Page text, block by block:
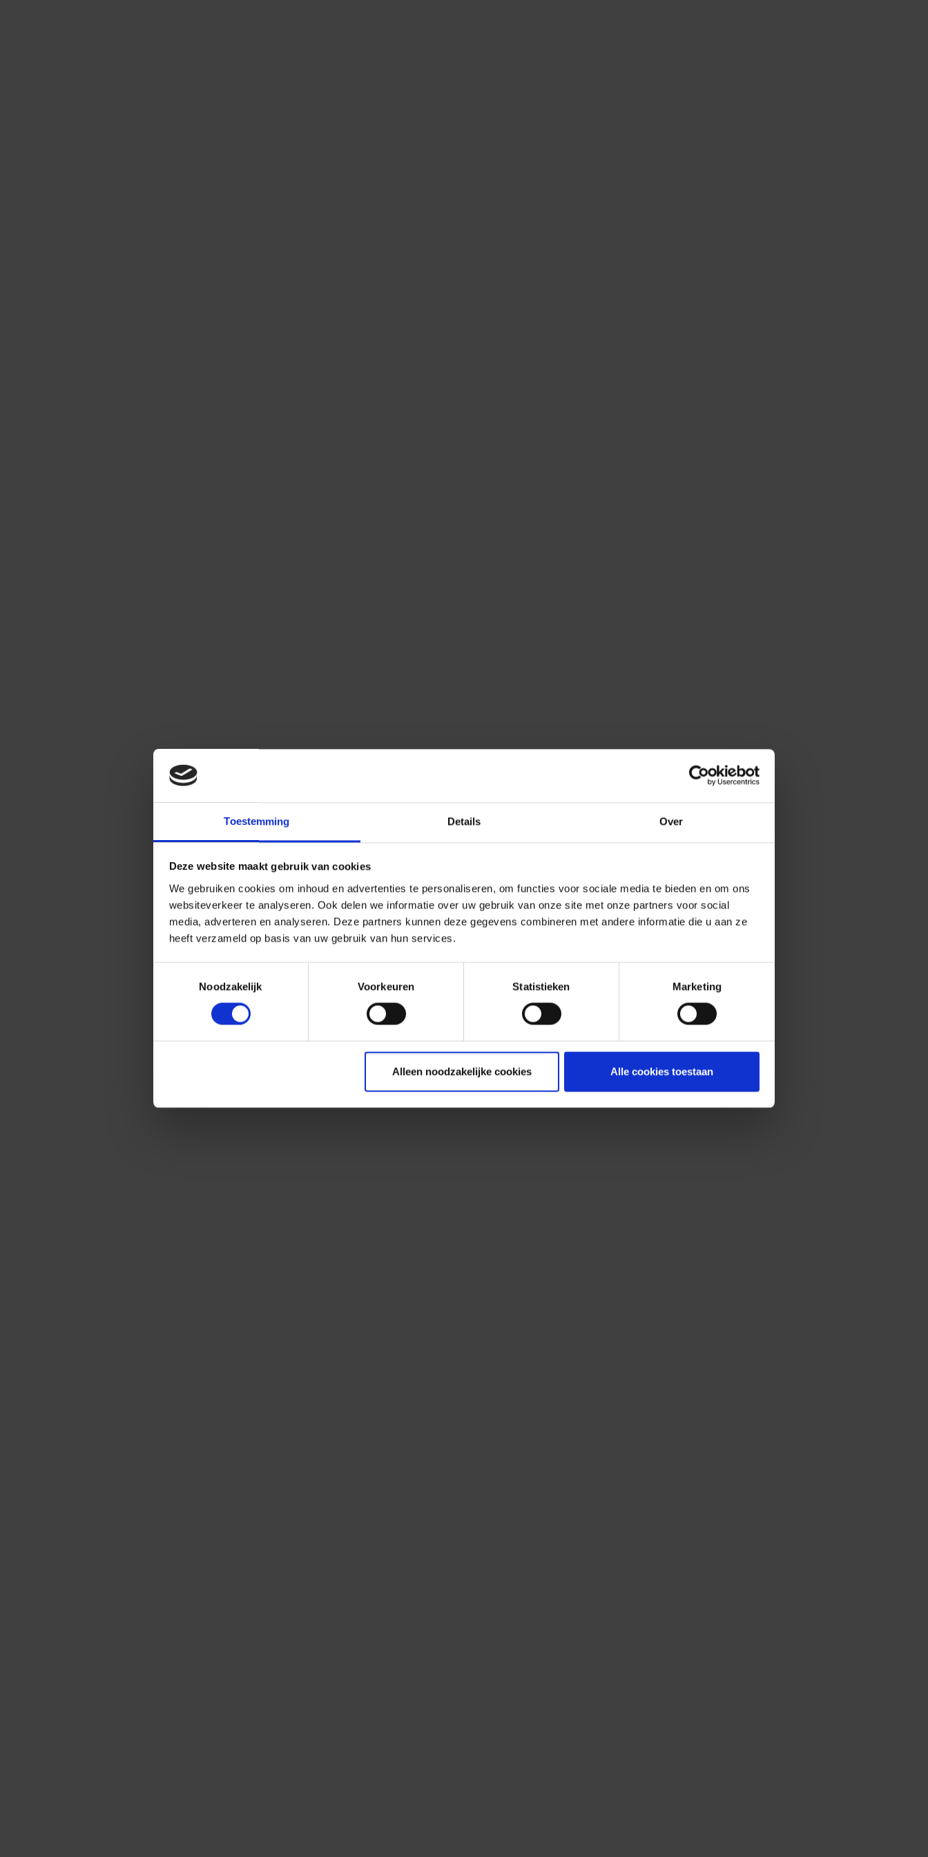
Toestemming Details Over
Deze website maakt gebruik van cookies
We gebruiken cookies om inhoud en advertenties te personaliseren, om functies voor sociale media te bieden en om ons
websiteverkeer te analyseren. Ook delen we informatie over uw gebruik van onze site met onze partners voor social
media, adverteren en analyseren. Deze partners kunnen deze gegevens combineren met andere informatie die u aan ze
heeft verzameld op basis van uw gebruik van hun services.
Noodzakelijk
Voorkeuren Statistieken Marketing
Alleen noodzakelijke cookies Alle cookies toestaan